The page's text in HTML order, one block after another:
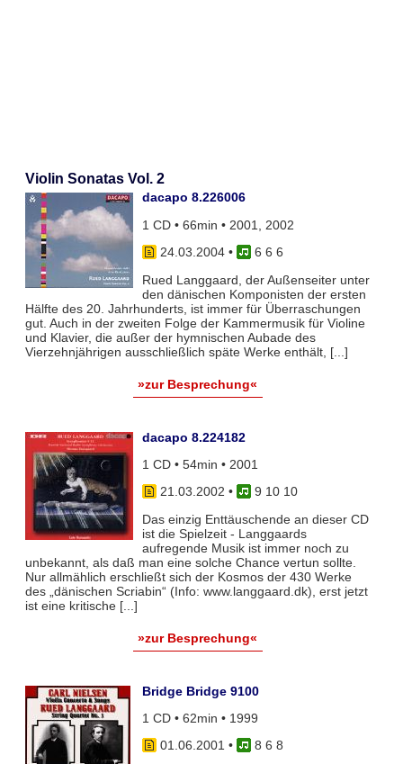
Violin Sonatas Vol. 2
dacapo 8.226006
1 CD • 66min • 2001, 2002
24.03.2004•
6 6 6
Rued Langgaard, der Außenseiter unter
den dänischen Komponisten der ersten
Hälfte des 20. Jahrhunderts, ist immer für Überraschungen
gut. Auch in der zweiten Folge der Kammermusik für Violine
und Klavier, die außer der hymnischen Aubade des
Vierzehnjährigen ausschließlich späte Werke enthält, [...]
»zur Besprechung«
dacapo 8.224182
1 CD • 54min • 2001
21.03.2002 •
9 10 10
Das einzig Enttäuschende an dieser CD
ist die Spielzeit - Langgaards
aufregende Musik ist immer noch zu
unbekannt, als daß man eine solche Chance vertun sollte.
Nur allmählich erschließt sich der Kosmos der 430 Werke
des „dänischen Scriabin“ (Info: www.langgaard.dk), erst jetzt
ist eine kritische [...]
»zur Besprechung«
Bridge Bridge 9100
1 CD • 62min • 1999
01.06.2001 •
8 6 8